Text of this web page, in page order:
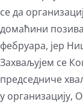
се да
домаћини
фебруара, јер
Захваљујем се
председниче
у организацију,